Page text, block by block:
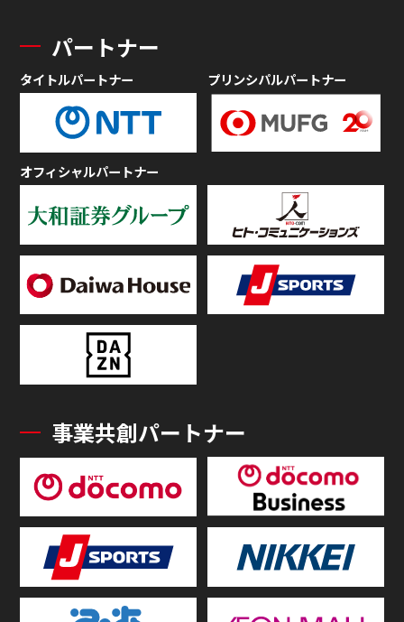
パートナー
タイトルパートナー プリンシパルパートナー
オフィシャルパートナー
事業共創パートナー